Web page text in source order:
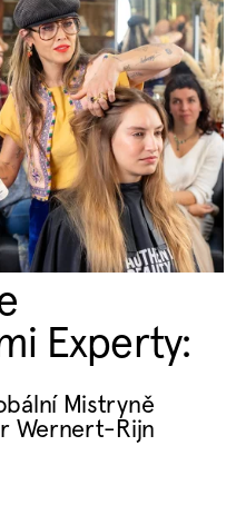
Experty:
Mistryně
Wernert-Rijn